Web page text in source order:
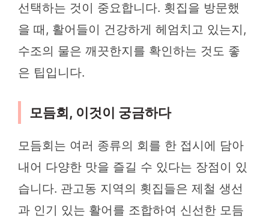
선택하는 것이 중요합니다. 횟집을 방문했
을 때, 활어들이 건강하게 헤엄치고 있는지,
수조의 물은 깨끗한지를 확인하는 것도 좋
은 팁입니다.
모듬회, 이것이 궁금하다
모듬회는 여러 종류의 회를 한 접시에 담아
내어 다양한 맛을 즐길 수 있다는 장점이 있
습니다. 관고동 지역의 횟집들은 제철 생선
과 인기 있는 활어를 조합하여 신선한 모듬